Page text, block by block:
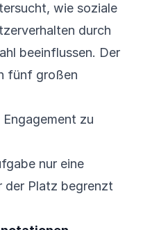
wie soziale
durch
beeinflussen. Der
fünf großen
zu
nur eine
der Platz begrenzt